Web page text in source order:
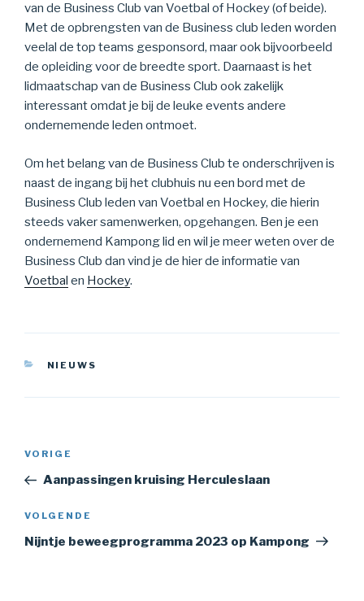
van de Business Club van Voetbal of Hockey (of beide).
Met de opbrengsten van de Business club leden worden
veelal de top teams gesponsord, maar ook bijvoorbeeld
de opleiding voor de breedte sport. Daarnaast is het
lidmaatschap van de Business Club ook zakelijk
interessant omdat je bij de leuke events andere
ondernemende leden ontmoet.
Om het belang van de Business Club te onderschrijven is
naast de ingang bij het clubhuis nu een bord met de
Business Club leden van Voetbal en Hockey, die hierin
steeds vaker samenwerken, opgehangen. Ben je een
ondernemend Kampong lid en wil je meer weten over de
Business Club dan vind je de hier de informatie van
Voetbal en Hockey.
CATEGORIEËN
NIEUWS
Vorig
bericht
VORIGE
Aanpassingen kruising Herculeslaan
Volgend
bericht
VOLGENDE
Nijntje beweegprogramma 2023 op Kampong